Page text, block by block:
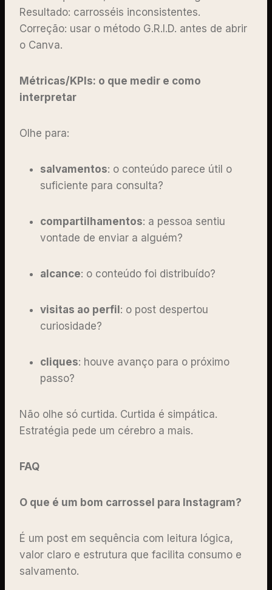
Resultado: carrosséis inconsistentes.
Correção: usar o método G.R.I.D. antes de abrir
o Canva.
Métricas/KPIs: o que medir e como
interpretar
Olhe para:
salvamentos: o conteúdo parece útil o
suficiente para consulta?
compartilhamentos: a pessoa sentiu
vontade de enviar a alguém?
alcance: o conteúdo foi distribuído?
visitas ao perfil: o post despertou
curiosidade?
cliques: houve avanço para o próximo
passo?
Não olhe só curtida. Curtida é simpática.
Estratégia pede um cérebro a mais.
FAQ
O que é um bom carrossel para Instagram?
É um post em sequência com leitura lógica,
valor claro e estrutura que facilita consumo e
salvamento.